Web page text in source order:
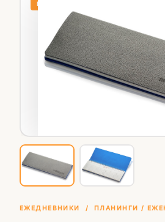
НОВИНКА
ЕЖЕДНЕВНИКИ / ПЛАНИНГИ /